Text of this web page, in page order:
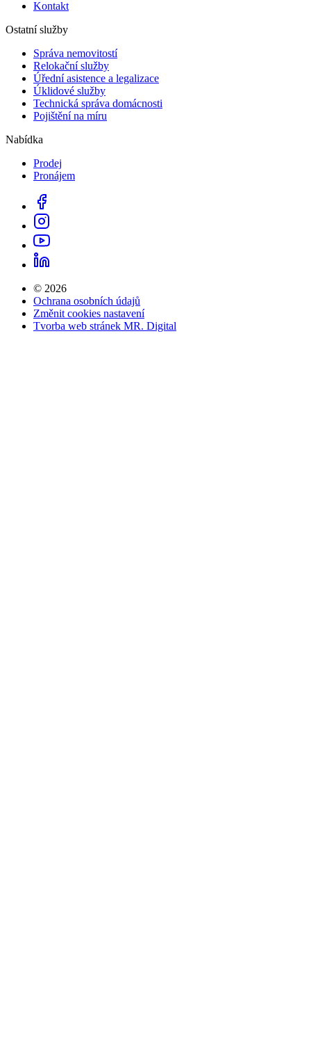
Kontakt
Ostatní služby
Správa nemovitostí
Relokační služby
Úřední asistence a legalizace
Úklidové služby
Technická správa domácnosti
Pojištění na míru
Nabídka
Prodej
Pronájem
© 2026
Ochrana osobních údajů
Změnit cookies nastavení
Tvorba web stránek MR. Digital